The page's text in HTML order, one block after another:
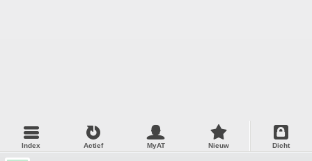
Index Actief MyAT Nieuw Dicht